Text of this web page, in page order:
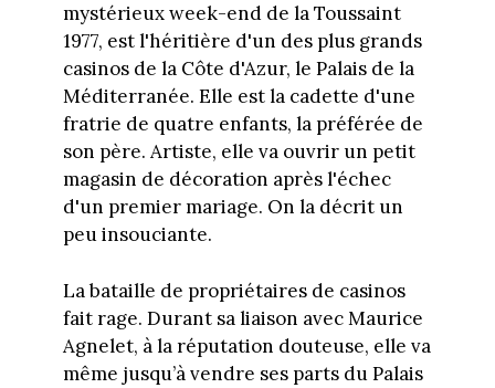
mystérieux week-end de la Toussaint
1977, est l'héritière d'un des plus grands
casinos de la Côte d'Azur, le Palais de la
Méditerranée. Elle est la cadette d'une
fratrie de quatre enfants, la préférée de
son père. Artiste, elle va ouvrir un petit
magasin de décoration après l'échec
d'un premier mariage. On la décrit un
peu insouciante.
La bataille de propriétaires de casinos
fait rage. Durant sa liaison avec Maurice
Agnelet, à la réputation douteuse, elle va
même jusqu’à vendre ses parts du Palais